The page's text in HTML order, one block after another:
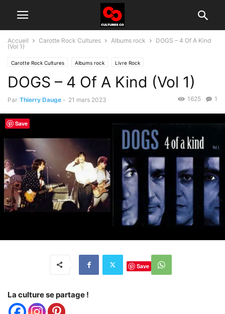
Accueil Carotte Rock Cultures Albums rock
DOGS – 4 Of A Kind
(Vol 1)
Carotte Rock Cultures Albums rock Livre Rock
DOGS – 4 Of A Kind (Vol 1)
Par Thierry Dauge - 21 mars 2023 1
1625
Save
La culture se partage !
Save